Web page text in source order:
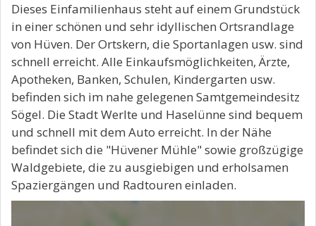
Dieses Einfamilienhaus steht auf einem Grundstück
in einer schönen und sehr idyllischen Ortsrandlage
von Hüven. Der Ortskern, die Sportanlagen usw. sind
schnell erreicht. Alle Einkaufsmöglichkeiten, Ärzte,
Apotheken, Banken, Schulen, Kindergarten usw.
befinden sich im nahe gelegenen Samtgemeindesitz
Sögel. Die Stadt Werlte und Haselünne sind bequem
und schnell mit dem Auto erreicht. In der Nähe
befindet sich die "Hüvener Mühle" sowie großzügige
Waldgebiete, die zu ausgiebigen und erholsamen
Spaziergängen und Radtouren einladen.